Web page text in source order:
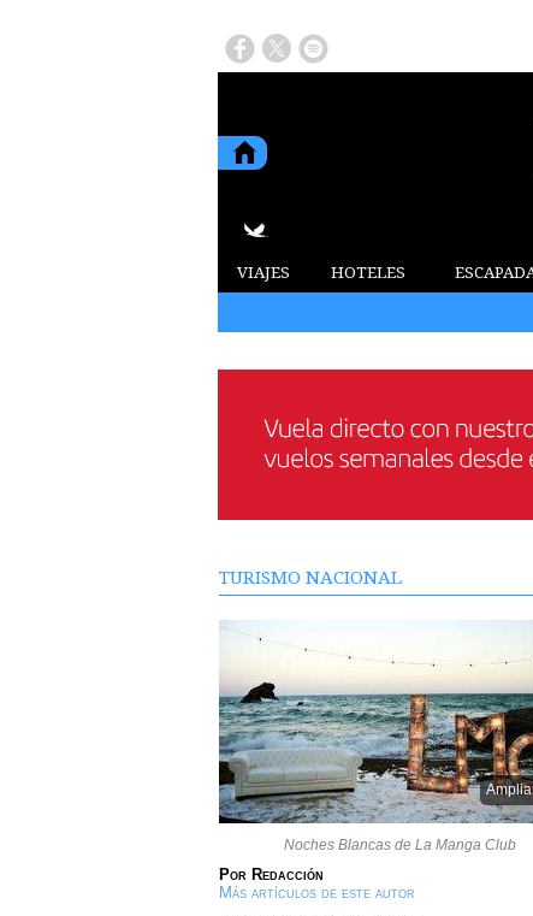
VIAJES HOTELES
TURISMO NACIONAL
Noches Blancas de La Manga Club
Por Redacción
Más artículos de este autor